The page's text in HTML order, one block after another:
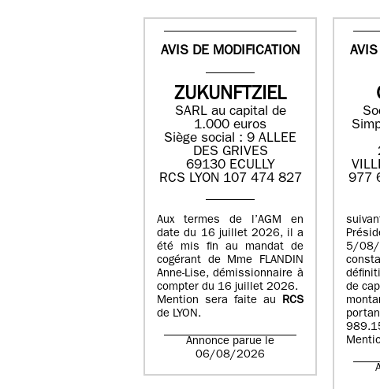
AVIS DE MODIFICATION
ZUKUNFTZIEL
SARL au capital de
1.000 euros
Siège social : 9 ALLEE
DES GRIVES
69130 ECULLY
RCS LYON 107 474 827
Aux termes de l’AGM en
date du 16 juillet 2026, il a
été mis fin au mandat de
cogérant de Mme FLANDIN
Anne-Lise, démissionnaire à
compter du 16 juillet 2026.
Mention sera faite au RCS
de LYON.
Annonce parue le
06/08/2026
977
5/
de